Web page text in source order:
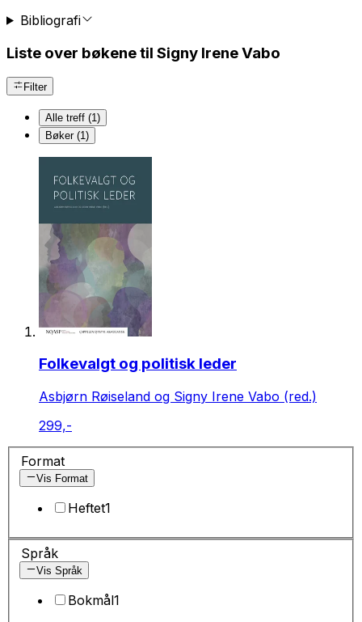
Bibliografi
Liste over bøkene til Signy Irene Vabo
Filter
Alle treff (1)
Bøker (1)
Folkevalgt og politisk leder
Asbjørn Røiseland og Signy Irene Vabo (red.)
299,-
Format
Vis Format
Heftet1
Språk
Vis Språk
Bokmål1